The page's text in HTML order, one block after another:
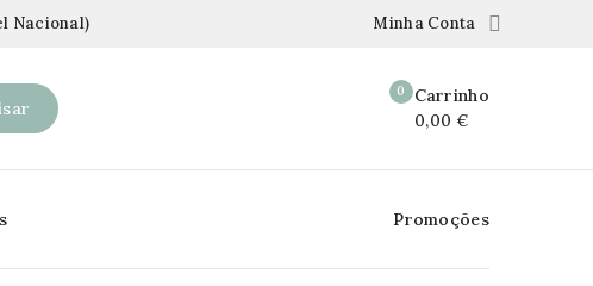
Nacional) Minha Conta 
0 Carrinho
0,00 €
Promoções